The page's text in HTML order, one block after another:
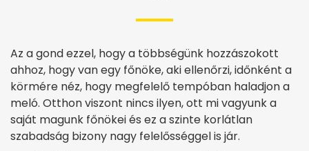
Az a gond ezzel, hogy a többségünk hozzászokott
ahhoz, hogy van egy főnöke, aki ellenőrzi, időnként a
körmére néz, hogy megfelelő tempóban haladjon a
meló. Otthon viszont nincs ilyen, ott mi vagyunk a
saját magunk főnökei és ez a szinte korlátlan
szabadság bizony nagy felelősséggel is jár.